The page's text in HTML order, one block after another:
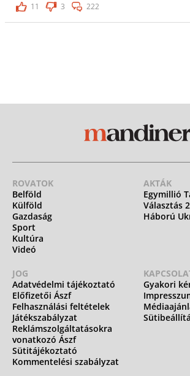
11
3 222
ROVATOK
Belföld
Külföld
Gazdaság
Sport
Kultúra
Videó
AKTÁK
Egymillió
Választás
Háború
JOG
Adatvédelmi tájékoztató
Előfizetői Ászf
Felhasználási feltételek
Játékszabályzat
Reklámszolgáltatásokra
vonatkozó Ászf
Sütitájékoztató
Kommentelési szabályzat
Gyakori